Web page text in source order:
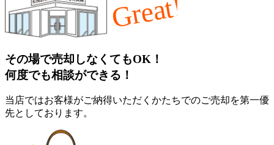
その場で売却しなくてもOK！
何度でも相談ができる！
当店ではお客様がご納得いただくかたちでのご売却を第一優
先としております。